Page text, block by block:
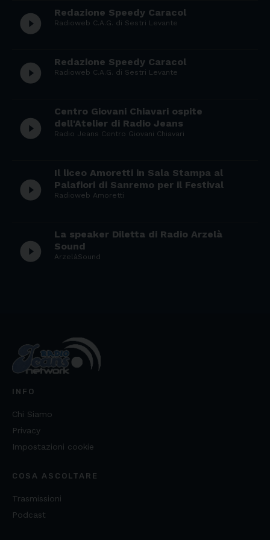
play_circle_filled Redazione Speedy Caracol
Radioweb C.A.G. di Sestri Levante
play_circle_filled Redazione Speedy Caracol
Radioweb C.A.G. di Sestri Levante
play_circle_filled
Centro Giovani Chiavari ospite
dell'Atelier di Radio Jeans
Radio Jeans Centro Giovani Chiavari
play_circle_filled
Il liceo Amoretti in Sala Stampa al
Palafiori di Sanremo per il Festival
Radioweb Amoretti
play_circle_filled
La speaker Diletta di Radio Arzelà
Sound
ArzelàSound
INFO
Chi Siamo
Privacy
Impostazioni cookie
COSA ASCOLTARE
Trasmissioni
Podcast